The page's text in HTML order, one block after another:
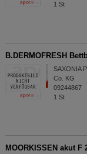
1 St
B.DERMOFRESH
SAXONIA
Co. KG
09244867
1 St
MOORKISSEN akut